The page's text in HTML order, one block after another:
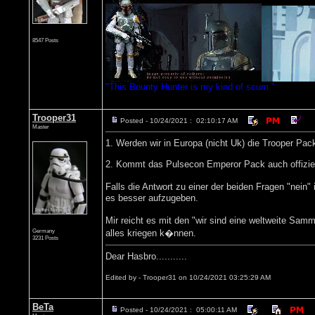
8547 Posts
"This Bounty Hunter is my kind of scum."
Trooper31
Master
Germany
3231 Posts
Posted - 10/24/2021 : 02:10:17 AM
1. Werden wir in Europa (nicht Uk) die Trooper
2. Kommt das Pulsecon Emperor Pack auch
Falls die Antwort zu einer der beiden Fragen
es besser aufzugeben.
Mir reicht es mit den "wir sind eine weltweite
alles kriegen k�nnen.
Dear Hasbro...........
Edited by - Trooper31 on 10/24/2021 03:25:29 AM
BeTa Posted - 10/24/2021 : 05:00:11 AM